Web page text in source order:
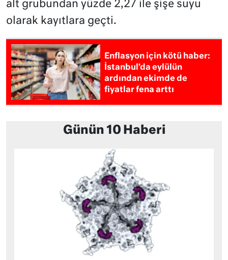
alt grubundan yüzde 2,27 ile şişe suyu
olarak kayıtlara geçti.
Enflasyon için kötü haber:
İstanbul’da eylülün
ardından ekimde de
fiyatlar fena arttı
Günün 10 Haberi